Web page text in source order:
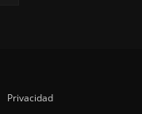
Privacidad